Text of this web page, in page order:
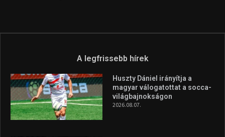
A legfrissebb hírek
Huszty Dániel irányítja a
magyar válogatottat a socca-
világbajnokságon
2026.08.07.